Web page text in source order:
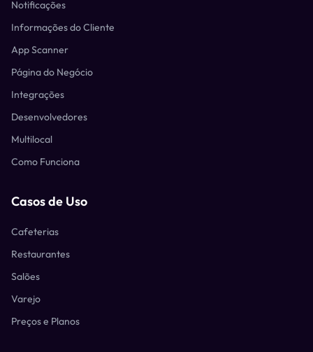
Notificações
Informações do Cliente
App Scanner
Página do Negócio
Integrações
Desenvolvedores
Multilocal
Como Funciona
Casos de Uso
Cafeterias
Restaurantes
Salões
Varejo
Preços e Planos